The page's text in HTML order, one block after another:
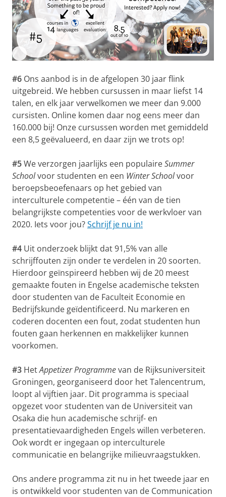
#6 Ons aanbod is in de afgelopen 30 jaar flink
uitgebreid. We hebben cursussen in maar liefst 14
talen, en elk jaar verwelkomen we meer dan 9.000
cursisten. Online komen daar nog eens meer dan
160.000 bij! Onze cursussen worden met gemiddeld
een 8,5 geëvalueerd, en daar zijn we trots op!
#5We verzorgen jaarlijks een populaireSummer
Schoolvoor studenten en een Winter Schoolvoor
beroepsbeoefenaars op het gebied van
interculturele competentie – één van de tien
belangrijkste competenties voor de werkvloer van
2020. Iets voor jou?Schrijf je nu in!
#4 Uit onderzoek blijkt dat 91,5% van alle
schrijffouten zijn onder te verdelen in 20 soorten.
Hierdoor geïnspireerd hebben wij de 20 meest
gemaakte fouten in Engelse academische teksten
door studenten van de Faculteit Economie en
Bedrijfskunde geïdentificeerd. Nu markeren en
coderen docenten een fout, zodat studenten hun
fouten gaan herkennen en makkelijker kunnen
voorkomen.
#3 HetAppetizer Programmevan de Rijksuniversiteit
Groningen, georganiseerd door het Talencentrum,
loopt al vijftien jaar. Dit programma is speciaal
opgezet voor studenten van de Universiteit van
Osaka die hun academische schrijf- en
presentatievaardigheden Engels willen verbeteren.
Ook wordt er ingegaan op interculturele
communicatie en belangrijke milieuvraagstukken.
Ons andere programma zit nu in het tweede jaar en
is ontwikkeld voor studenten van de Communication